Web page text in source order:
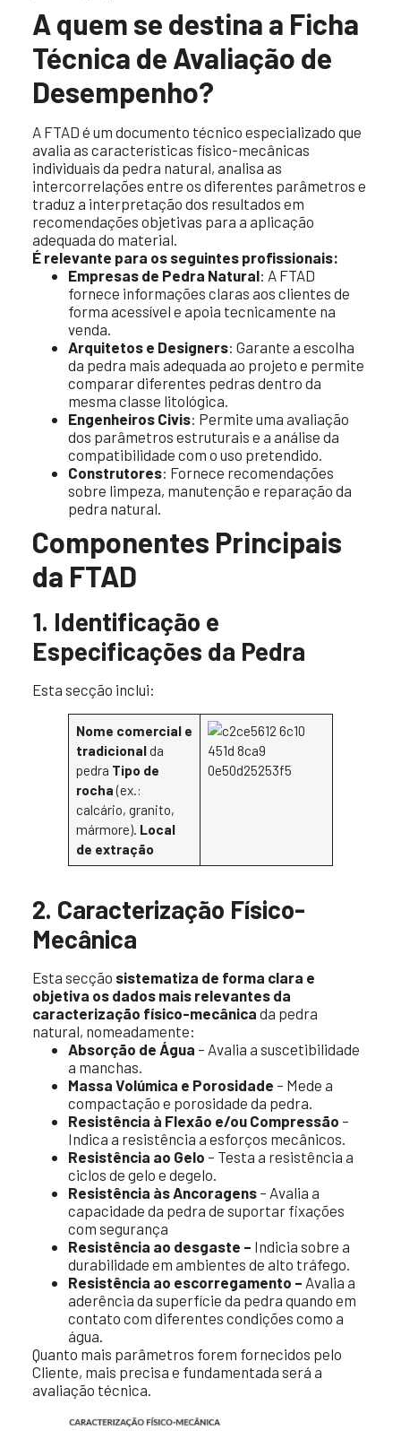
A quem se destina a Ficha
Técnica de Avaliação de
Desempenho?
A FTAD é um documento técnico especializado que
avalia as características físico-mecânicas
individuais da pedra natural, analisa as
intercorrelações entre os diferentes parâmetros e
traduz a interpretação dos resultados em
recomendações objetivas para a aplicação
adequada do material.
É relevante para os seguintes profissionais:
Empresas de Pedra Natural: A FTAD
fornece informações claras aos clientes de
forma acessível e apoia tecnicamente na
venda.
Arquitetos e Designers: Garante a escolha
da pedra mais adequada ao projeto e permite
comparar diferentes pedras dentro da
mesma classe litológica.
Engenheiros Civis: Permite uma avaliação
dos parâmetros estruturais e a análise da
compatibilidade com o uso pretendido.
Construtores: Fornece recomendações
sobre limpeza, manutenção e reparação da
pedra natural.
Componentes Principais
da FTAD
1. Identificação e
Especificações da Pedra
Esta secção inclui:
Nome comercial e
tradicionalda
pedra Tipo de
rocha(ex.:
calcário, granito,
mármore). Local
de extração
2. Caracterização Físico-
Mecânica
Esta secção sistematiza de forma clara e
objetiva os dados mais relevantes da
caracterização físico-mecânica da pedra
natural, nomeadamente:
Absorção de Água – Avalia a suscetibilidade
a manchas.
Massa Volúmica e Porosidade – Mede a
compactação e porosidade da pedra.
Resistência à Flexão e/ou Compressão –
Indica a resistência a esforços mecânicos.
Resistência ao Gelo – Testa a resistência a
ciclos de gelo e degelo.
Resistência às Ancoragens – Avalia a
capacidade da pedra de suportar fixações
com segurança
Resistência ao desgaste – Indicia sobre a
durabilidade em ambientes de alto tráfego.
Resistência ao escorregamento – Avalia a
aderência da superfície da pedra quando em
contato com diferentes condições como a
água.
Quanto mais parâmetros forem fornecidos pelo
Cliente, mais precisa e fundamentada será a
avaliação técnica.